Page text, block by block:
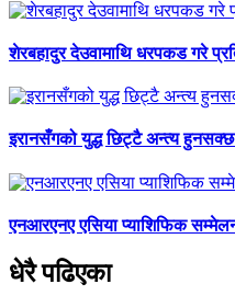
शेरबहादुर देउवामाथि धरपकड गरे
इरानसँगको युद्ध छिट्टै अन्त्य
एनआरएनए एसिया प्याशिफिक
धेरै पढिएका